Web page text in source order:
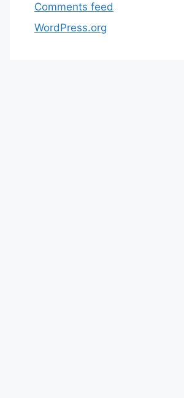
Comments feed
WordPress.org